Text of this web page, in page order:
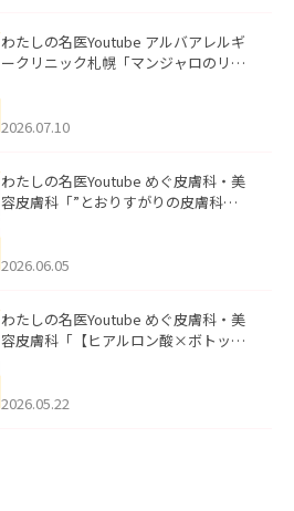
わたしの名医Youtube アルバアレルギ
ークリニック札幌「マンジャロのリア
た。
2026.07.10
わたしの名医Youtube めぐ皮膚科・美
容皮膚科「”とおりすがりの皮膚科
2026.06.05
わたしの名医Youtube めぐ皮膚科・美
容皮膚科「【ヒアルロン酸×ボトック
た。
2026.05.22